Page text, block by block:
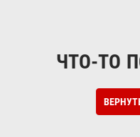
ЧТО-ТО